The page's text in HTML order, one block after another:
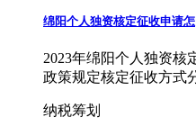
绵阳个人独资核定征收申请怎
2023年绵阳个人独资核
政策规定核定征收方式
纳税筹划